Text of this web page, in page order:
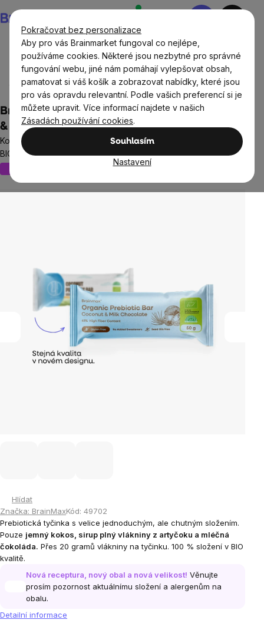
Pokračovat bez personalizace
Aby pro vás Brainmarket fungoval co nejlépe,
používáme cookies. Některé jsou nezbytné pro správné
fungování webu, jiné nám pomáhají vylepšovat obsah,
pamatovat si váš košík a zobrazovat nabídky, které jsou
pro vás opravdu relevantní. Podle vašich preferencí si je
můžete upravit. Více informací najdete v našich
Zásadách používání cookies.
Souhlasím
Nastavení
na
obsah
Nákupní
Potraviny Sladké snacky a slané krekry
Proteinové
tyčinky a cookies
BrainMax® Organic Prebiotic Bar, Coconut
& Milk Chocolate, 50 g
Kokosová tyčinka s mléčnou čokoládou plná vlákniny / *CZ-
BIO-001 certifikát
Množstevní sleva
hodnocení
Hlídat
Značka: BrainMaxKód: 49702
Prebiotická tyčinka s velice jednoduchým, ale chutným složením.
Pouze jemný kokos, sirup plný vlákniny z artyčoku a mléčná
čokoláda. Přes 20 gramů vlákniny na tyčinku. 100 % složení v BIO
kvalitě.
Nová receptura, nový obal a nová velikost! Věnujte
prosím pozornost aktuálnímu složení a alergenům na
obalu.
Detailní informace